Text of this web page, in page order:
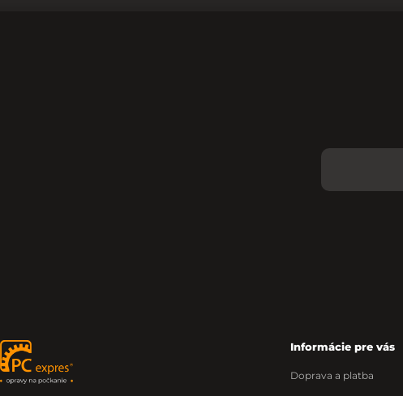
Zápätie
Informácie pre vás
Doprava a platba